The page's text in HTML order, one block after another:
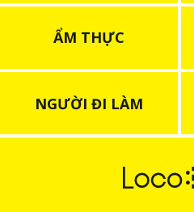
ẨM THỰC
NGƯỜI ĐI LÀM